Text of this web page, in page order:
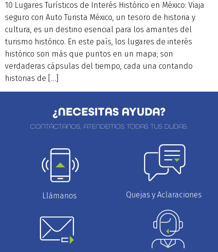
10 Lugares Turísticos de Interés Histórico en México: Viaja
seguro con Auto Turista México, un tesoro de historia y
cultura, es un destino esencial para los amantes del
turismo histórico. En este país, los lugares de interés
histórico son más que puntos en un mapa; son
verdaderas cápsulas del tiempo, cada una contando
historias de […]
¿NECESITAS AYUDA?
CONTÁCTANOS, ATENDEMOS TODAS TUS DUDAS.
Llámanos Quejas y Aclaraciones